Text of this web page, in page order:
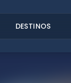
DESTINOS